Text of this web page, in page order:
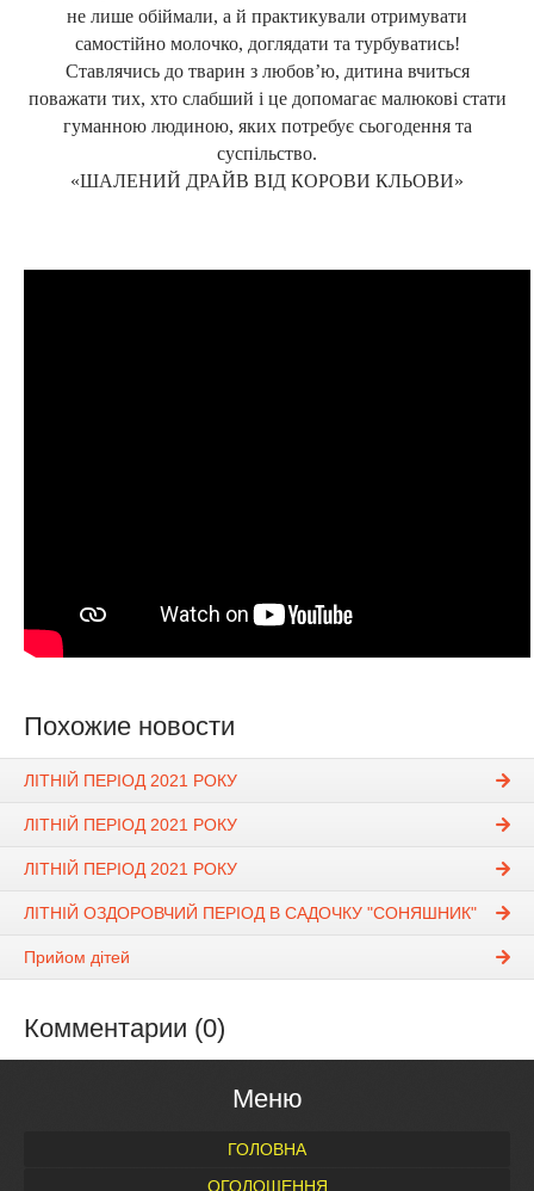
не лише обіймали, а й практикували отримувати
самостійно молочко, доглядати та турбуватись!
Ставлячись до тварин з любов’ю, дитина вчиться
поважати тих, хто слабший і це допомагає малюкові стати
гуманною людиною, яких потребує сьогодення та
суспільство.
«ШАЛЕНИЙ ДРАЙВ ВІД КОРОВИ КЛЬОВИ»
Похожие новости
ЛІТНІЙ ПЕРІОД 2021 РОКУ
ЛІТНІЙ ПЕРІОД 2021 РОКУ
ЛІТНІЙ ПЕРІОД 2021 РОКУ
ЛІТНІЙ ОЗДОРОВЧИЙ ПЕРІОД В САДОЧКУ "СОНЯШНИК"
Прийом дітей
Комментарии (0)
Меню
ГОЛОВНА
ОГОЛОШЕННЯ